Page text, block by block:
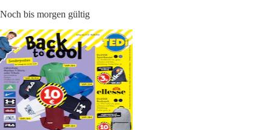
Noch bis morgen gültig